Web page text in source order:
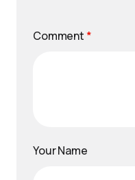
Comment *
Your Name